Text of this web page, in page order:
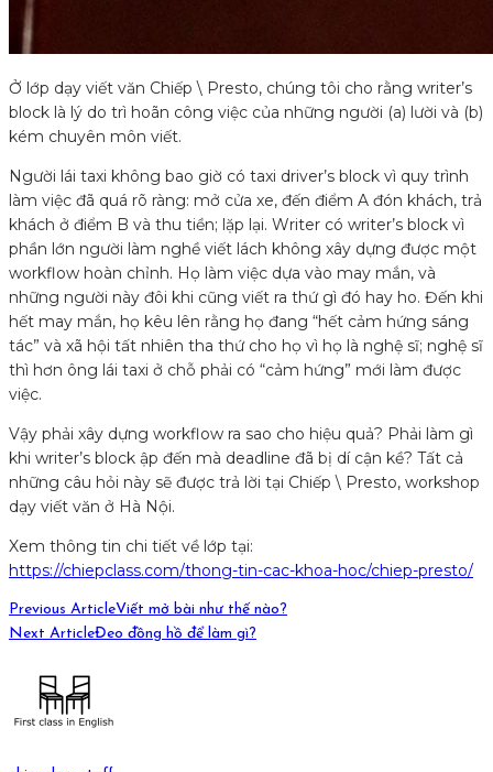
Ở lớp dạy viết văn Chiếp \ Presto, chúng tôi cho rằng writer’s
block là lý do trì hoãn công việc của những người (a) lười và (b)
kém chuyên môn viết.
Người lái taxi không bao giờ có taxi driver’s block vì quy trình
làm việc đã quá rõ ràng: mở cửa xe, đến điểm A đón khách, trả
khách ở điểm B và thu tiền; lặp lại. Writer có writer’s block vì
phần lớn người làm nghề viết lách không xây dựng được một
workflow hoàn chỉnh. Họ làm việc dựa vào may mắn, và
những người này đôi khi cũng viết ra thứ gì đó hay ho. Đến khi
hết may mắn, họ kêu lên rằng họ đang “hết cảm hứng sáng
tác” và xã hội tất nhiên tha thứ cho họ vì họ là nghệ sĩ; nghệ sĩ
thì hơn ông lái taxi ở chỗ phải có “cảm hứng” mới làm được
việc.
Vậy phải xây dựng workflow ra sao cho hiệu quả? Phải làm gì
khi writer’s block ập đến mà deadline đã bị dí cận kề? Tất cả
những câu hỏi này sẽ được trả lời tại Chiếp \ Presto, workshop
dạy viết văn ở Hà Nội.
Xem thông tin chi tiết về lớp tại:
https://chiepclass.com/thong-tin-cac-khoa-hoc/chiep-presto/
Previous ArticleViết mở bài như thế nào?
Next ArticleĐeo đồng hồ để làm gì?